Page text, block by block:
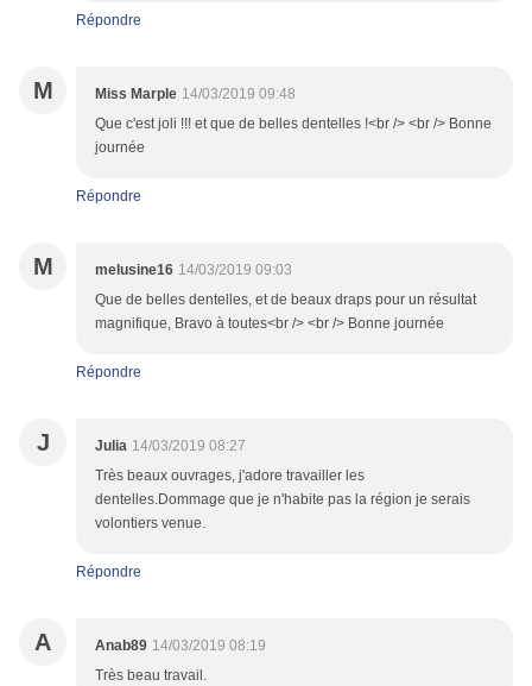
Répondre
M Miss Marple 14/03/2019 09:48
Que c'est joli !!! et que de belles dentelles !<br /> <br /> Bonne
journée
Répondre
M melusine16 14/03/2019 09:03
Que de belles dentelles, et de beaux draps pour un résultat
magnifique, Bravo à toutes<br /> <br /> Bonne journée
Répondre
J Julia 14/03/2019 08:27
Très beaux ouvrages, j'adore travailler les
dentelles.Dommage que je n'habite pas la région je serais
volontiers venue.
Répondre
A Anab89 14/03/2019 08:19
Très beau travail.